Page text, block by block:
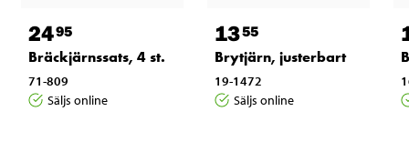
2495
Bräckjärnssats, 4 st.
71-809
Säljs online
1355
Brytjärn, justerbart
19-1472
Säljs online